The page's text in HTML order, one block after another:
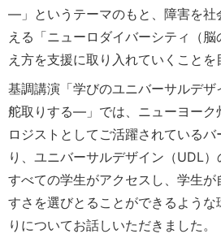
―」というテーマのもと、障害を社
える「ニューロダイバーシティ（
え方を支援に取り入れていくことを
基調講演「学びのユニバーサルデ
舵取りする―」では、ニューヨーク
ロジストとしてご活躍されている
り、ユニバーサルデザイン（UDL）
すべての学生がアクセスし、学生
すさを選びとることができるような
りについてお話しいただきました。